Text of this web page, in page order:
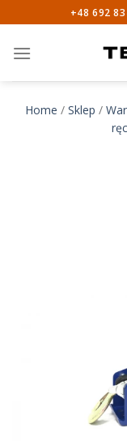
to
content
+48 692
Home / Sklep /